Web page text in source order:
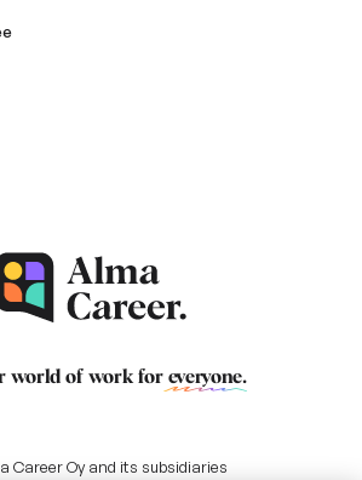
world of work for everyone.
Career Oy and its subsidiaries